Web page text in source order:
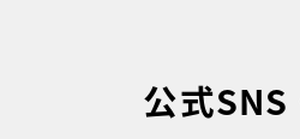
公式SNS